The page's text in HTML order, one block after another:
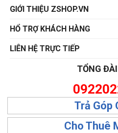
GIỚI THIỆU ZSHOP.VN
HỔ TRỢ KHÁCH HÀNG
LIÊN HỆ TRỰC TIẾP
TỔNG
Trả Góp
Cho Thuê